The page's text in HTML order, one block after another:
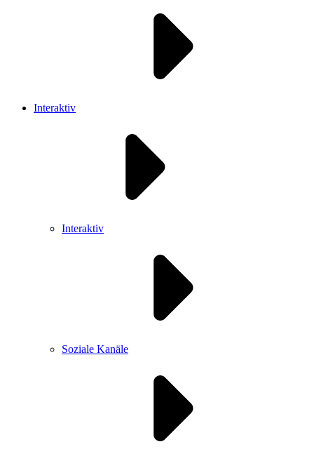
Interaktiv
Interaktiv
Soziale Kanäle